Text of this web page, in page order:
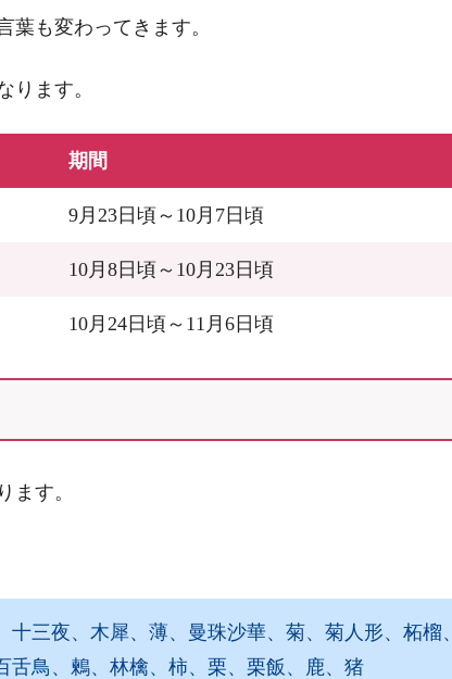
葉も変わってきます。
ります。
期間
9月23日頃～10月7日頃
10月8日頃～10月23日頃
10月24日頃～11月6日頃
ます。
三夜、木犀、薄、曼珠沙華、菊、菊人形、柘榴、
鳥、鶫、林檎、柿、栗、栗飯、鹿、猪